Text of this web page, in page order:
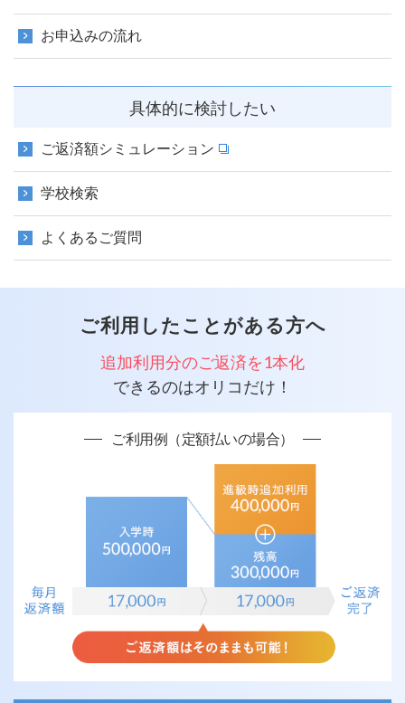
お申込みの流れ
具体的に検討したい
ご返済額シミュレーション
学校検索
よくあるご質問
ご利用したことがある方へ
追加利用分のご返済を1本化
できるのはオリコだけ！
ご利用例（定額払いの場合）